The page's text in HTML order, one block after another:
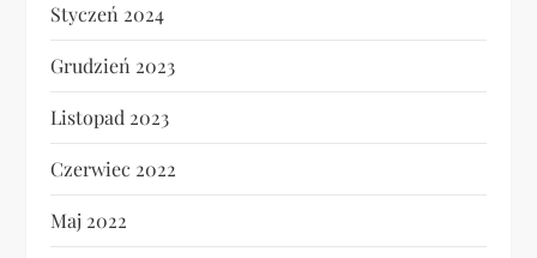
Styczeń 2024
Grudzień 2023
Listopad 2023
Czerwiec 2022
Maj 2022